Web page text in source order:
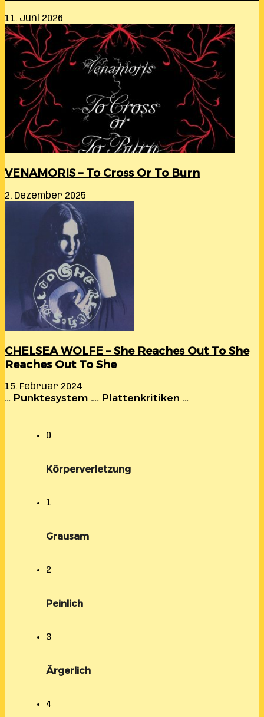
11. Juni 2026
VENAMORIS – To Cross Or To Burn
2. Dezember 2025
CHELSEA WOLFE – She Reaches Out To She
Reaches Out To She
15. Februar 2024
… Punktesystem …. Plattenkritiken …
0
Körperverletzung
1
Grausam
2
Peinlich
3
Ärgerlich
4